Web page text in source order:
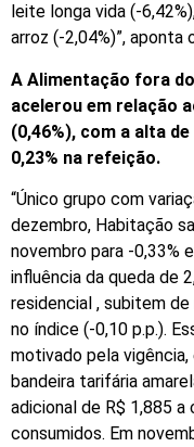
leite longa vida (-
arroz (-2,04%)”, aponta
A Alimentação fora
acelerou em relação
(0,46%), com a alta
0,23% na refeição.
“Único grupo com
dezembro, Habitação
novembro para -0,33%
influência da queda de
residencial , subitem
no índice (-0,10 p.p.).
motivado pela
bandeira tarifária
adicional de R$ 1,885 a
consumidos. Em